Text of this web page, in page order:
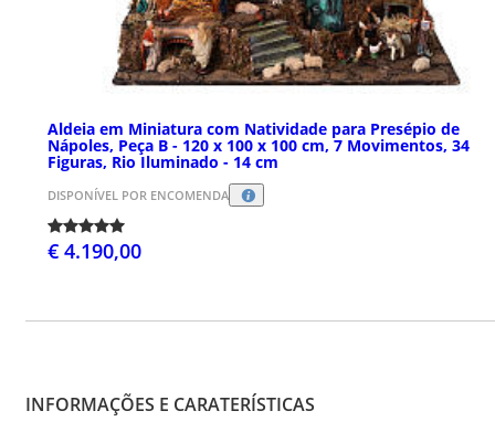
Aldeia em Miniatura com Natividade para Presépio de
Nápoles, Peça B - 120 x 100 x 100 cm, 7 Movimentos, 34
Figuras, Rio Iluminado - 14 cm
DISPONÍVEL POR ENCOMENDA
€ 4.190,00
INFORMAÇÕES E CARATERÍSTICAS